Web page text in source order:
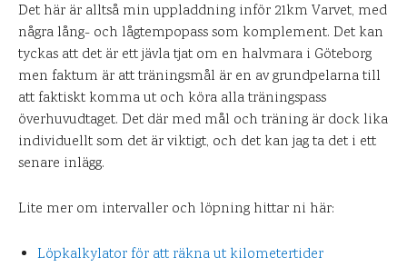
Det här är alltså min uppladdning inför 21km Varvet, med
några lång- och lågtempopass som komplement. Det kan
tyckas att det är ett jävla tjat om en halvmara i Göteborg
men faktum är att träningsmål är en av grundpelarna till
att faktiskt komma ut och köra alla träningspass
överhuvudtaget. Det där med mål och träning är dock lika
individuellt som det är viktigt, och det kan jag ta det i ett
senare inlägg.
Lite mer om intervaller och löpning hittar ni här:
Löpkalkylator för att räkna ut kilometertider